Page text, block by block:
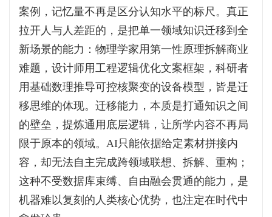
案例，记忆量不再是区分认知水平的标尺。真正
拉开人与人差距的，是把单一领域知识迁移到全
新场景的能力：物理学家用第一性原理拆解商业
难题，设计师用工程逻辑优化文案框架，科研者
用基础数理推导可控核聚变的设备模型，皆是迁
移思维的体现。迁移能力，本质是打通知识之间
的壁垒，提炼通用底层逻辑，让所学内容不再局
限于原本的领域。AI只能依据给定素材拼接内
容，却无法自主完成跨领域联想、拆解、重构；
这种不受数据库束缚、自由融会贯通的能力，是
机器难以复刻的人类核心优势，也注定在时代中